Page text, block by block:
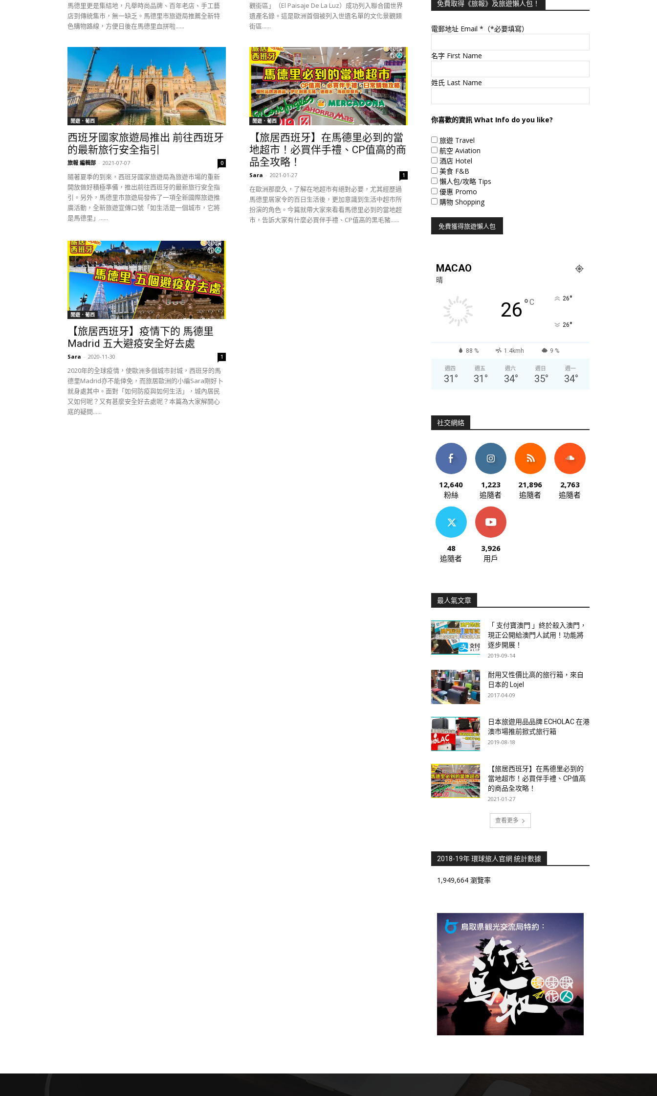
馬德里更是集結地，凡舉時尚品牌、百年老店、手工藝
店到傳統集市，無一缺乏。馬德里市旅遊局推薦全新特
色購物路線，方便日後在馬德里血拼啦......
觀街區」（El Paisaje De La Luz）成功列入聯合國世界
遺產名錄。這是歐洲首個被列入世遺名單的文化景觀類
街區......
閒遊．葡西
西班牙國家旅遊局推出 前往西班牙
的最新旅行安全指引
旅報 編輯部 - 2021-07-07 0
隨著夏季的到來，西班牙國家旅遊局為旅遊市場的重新
開放做好積極準備，推出前往西班牙的最新旅行安全指
引。另外，馬德里市旅遊局發佈了一項全新國際旅遊推
廣活動，全新旅遊宣傳口號「如生活是一個城市，它將
是馬德里」......
閒遊．葡西
【旅居西班牙】在馬德里必到的當
地超市！必買伴手禮、CP值高的商
品全攻略！
Sara - 2021-01-27 1
在歐洲那麼久，了解在地超市有絕對必要，尤其經歷過
馬德里居家令的百日生活後，更加意識到生活中超市所
扮演的角色。今篇就帶大家來看看馬德里必到的當地超
市，告訴大家有什麼必買伴手禮、CP值高的黑毛豬......
閒遊．葡西
【旅居西班牙】疫情下的 馬德里
Madrid 五大避疫安全好去處
Sara - 2020-11-30 1
2020年的全球疫情，使歐洲多個城市封城，西班牙的馬
德里Madrid亦不能倖免，而旅居歐洲的小編Sara剛好卜
就身處其中。面對「如何防疫與如何生活」，城內居民
又如何呢？又有甚麼安全好去處呢？本篇為大家解開心
底的疑問......
免費取得《旅報》及旅遊懶人包！
電郵地址 Email *（*必要填寫）
名字 First Name
姓氏 Last Name
你喜歡的資訊 What Info do you like?
旅遊 Travel
航空 Aviation
酒店 Hotel
美食 F&B
懶人包/攻略 Tips
優惠 Promo
購物 Shopping
MACAO
晴
26°C 26°
26°
88 % 1.4kmh 9 %
週四
31 °
週五
31 °
週六
34°
週日
35°
週一
34°
社交網絡
12,640
粉絲
1,223
追隨者
21,896
追隨者
2,763
追隨者
48
追隨者
3,926
用戶
最人氣文章
「 支付寶澳門 」終於殺入澳門，
現正公開給澳門人試用！功能將
逐步開展！
2019-09-14
耐用又性價比高的旅行箱，來自
日本的 Lojel
2017-04-09
日本旅遊用品品牌 ECHOLAC 在港
澳市場推前掀式旅行箱
2019-08-18
【旅居西班牙】在馬德里必到的
當地超市！必買伴手禮、CP值高
的商品全攻略！
2021-01-27
查看更多
2018-19年 環球旅人官網 統計數據
1,949,664 瀏覽率